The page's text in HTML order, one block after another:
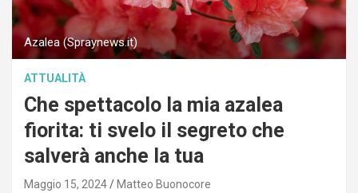
Azalea (Spraynews.it)
ATTUALITÀ
Che spettacolo la mia azalea
fiorita: ti svelo il segreto che
salverà anche la tua
Maggio 15, 2024 Matteo Buonocore